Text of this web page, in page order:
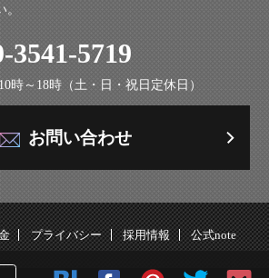
3541-5719
時～18時（土・日・祝日定休日）
お問い合わせ
プライバシー 採用情報 公式note